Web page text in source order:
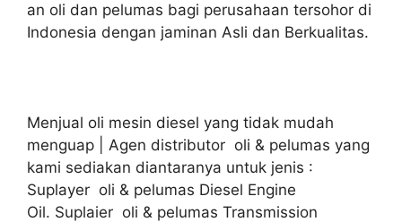
an oli dan pelumas bagi perusahaan tersohor di
Indonesia dengan jaminan Asli dan Berkualitas.
Menjual oli mesin diesel yang tidak mudah
menguap | Agen distributor oli & pelumas yang
kami sediakan diantaranya untuk jenis :
Suplayer oli & pelumas Diesel Engine
Oil. Suplaier oli & pelumas Transmission